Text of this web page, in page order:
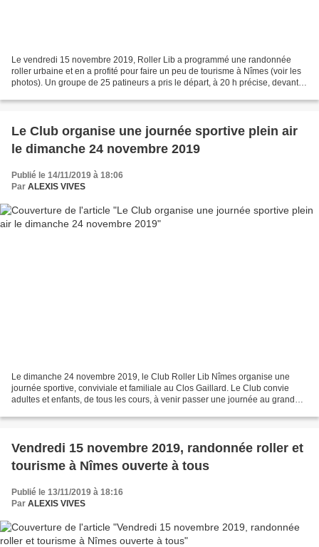
Le vendredi 15 novembre 2019, Roller Lib a programmé une randonnée
roller urbaine et en a profité pour faire un peu de tourisme à Nîmes (voir les
photos). Un groupe de 25 patineurs a pris le départ, à 20 h précise, devant le
Le Club organise une journée sportive plein air
le dimanche 24 novembre 2019
Publié le 14/11/2019 à 18:06
Par ALEXIS VIVES
Le dimanche 24 novembre 2019, le Club Roller Lib Nîmes organise une
journée sportive, conviviale et familiale au Clos Gaillard. Le Club convie
adultes et enfants, de tous les cours, à venir passer une journée au grand
Vendredi 15 novembre 2019, randonnée roller et
tourisme à Nîmes ouverte à tous
Publié le 13/11/2019 à 18:16
Par ALEXIS VIVES